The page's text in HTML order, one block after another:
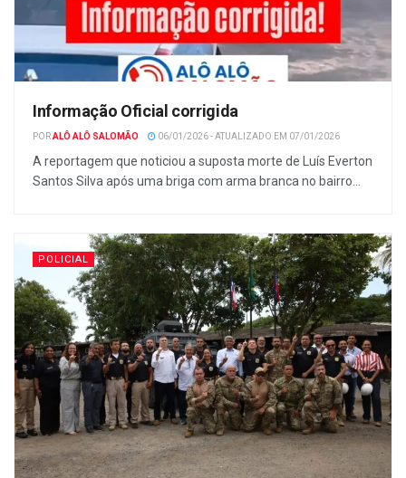
Informação Oficial corrigida
PORALÔ ALÔ SALOMÃO 06/01/2026 - ATUALIZADO EM 07/01/2026
A reportagem que noticiou a suposta morte de Luís Everton
Santos Silva após uma briga com arma branca no bairro...
POLICIAL